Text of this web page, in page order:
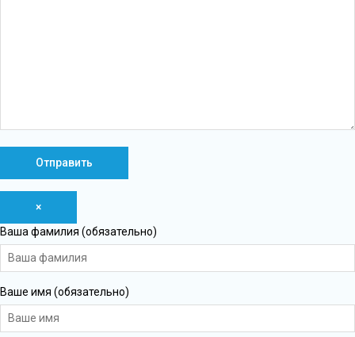
×
Ваша фамилия (обязательно)
Ваше имя (обязательно)